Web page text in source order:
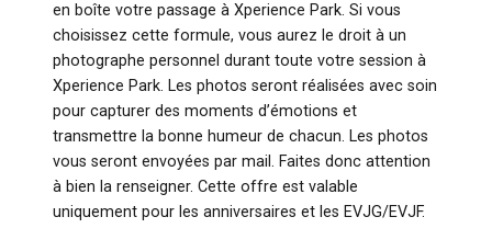
en boîte votre passage à Xperience Park. Si vous
choisissez cette formule, vous aurez le droit à un
photographe personnel durant toute votre session à
Xperience Park. Les photos seront réalisées avec soin
pour capturer des moments d’émotions et
transmettre la bonne humeur de chacun. Les photos
vous seront envoyées par mail. Faites donc attention
à bien la renseigner. Cette offre est valable
uniquement pour les anniversaires et les EVJG/EVJF.